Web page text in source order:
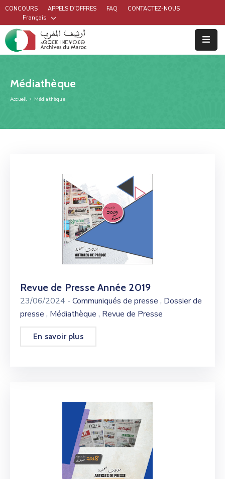
CONCOURS APPELS D'OFFRES FAQ CONTACTEZ-NOUS
Français
Médiathèque
Accueil Médiathèque
Revue de Presse Année 2019
23/06/2024 - Communiqués de presse , Dossier de
presse , Médiathèque , Revue de Presse
En savoir plus